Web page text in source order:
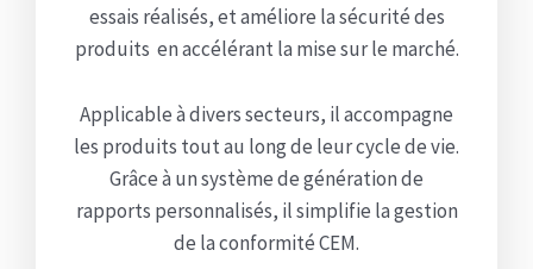
essais réalisés, et améliore la sécurité des
produits en accélérant la mise sur le marché.
Applicable à divers secteurs, il accompagne
les produits tout au long de leur cycle de vie.
Grâce à un système de génération de
rapports personnalisés, il simplifie la gestion
de la conformité CEM.